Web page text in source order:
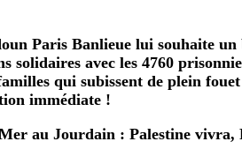
Paris Banlieue lui souhaite
solidaires avec les 4760
qui subissent de plein
immédiate !
au Jourdain : Palestine vivra,